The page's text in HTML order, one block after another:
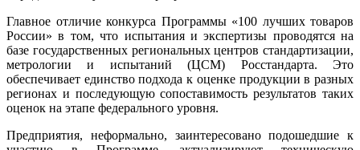
Главное отличие конкурса Программы «100 лучших товаров
России» в том, что испытания и экспертизы проводятся на
базе государственных региональных центров стандартизации,
метрологии и испытаний (ЦCM) Росстандарта. Это
обеспечивает единство подхода к оценке продукции в разных
регионах и последующую сопоставимость результатов таких
оценок на этапе федерального уровня.
Предприятия, неформально, заинтересовано подошедшие к